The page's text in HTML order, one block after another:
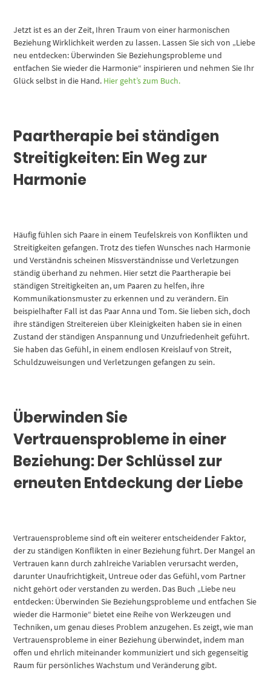
Jetzt ist es an der Zeit, Ihren Traum von einer harmonischen
Beziehung Wirklichkeit werden zu lassen. Lassen Sie sich von „Liebe
neu entdecken: Überwinden Sie Beziehungsprobleme und
entfachen Sie wieder die Harmonie“ inspirieren und nehmen Sie Ihr
Glück selbst in die Hand. Hier geht’s zum Buch.
Paartherapie bei ständigen
Streitigkeiten: Ein Weg zur
Harmonie
Häufig fühlen sich Paare in einem Teufelskreis von Konflikten und
Streitigkeiten gefangen. Trotz des tiefen Wunsches nach Harmonie
und Verständnis scheinen Missverständnisse und Verletzungen
ständig überhand zu nehmen. Hier setzt die Paartherapie bei
ständigen Streitigkeiten an, um Paaren zu helfen, ihre
Kommunikationsmuster zu erkennen und zu verändern. Ein
beispielhafter Fall ist das Paar Anna und Tom. Sie lieben sich, doch
ihre ständigen Streitereien über Kleinigkeiten haben sie in einen
Zustand der ständigen Anspannung und Unzufriedenheit geführt.
Sie haben das Gefühl, in einem endlosen Kreislauf von Streit,
Schuldzuweisungen und Verletzungen gefangen zu sein.
Überwinden Sie
Vertrauensprobleme in einer
Beziehung: Der Schlüssel zur
erneuten Entdeckung der Liebe
Vertrauensprobleme sind oft ein weiterer entscheidender Faktor,
der zu ständigen Konflikten in einer Beziehung führt. Der Mangel an
Vertrauen kann durch zahlreiche Variablen verursacht werden,
darunter Unaufrichtigkeit, Untreue oder das Gefühl, vom Partner
nicht gehört oder verstanden zu werden. Das Buch „Liebe neu
entdecken: Überwinden Sie Beziehungsprobleme und entfachen Sie
wieder die Harmonie“ bietet eine Reihe von Werkzeugen und
Techniken, um genau dieses Problem anzugehen. Es zeigt, wie man
Vertrauensprobleme in einer Beziehung überwindet, indem man
offen und ehrlich miteinander kommuniziert und sich gegenseitig
Raum für persönliches Wachstum und Veränderung gibt.